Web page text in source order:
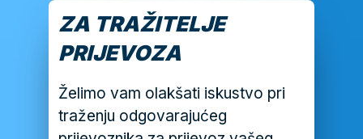
ZA TRAŽITELJE
PRIJEVOZA
Želimo vam olakšati iskustvo pri
traženju odgovarajućeg